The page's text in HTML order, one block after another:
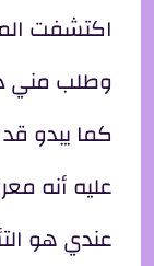
اكتشفت
وطلب مني
كما يبدو
عليه أنه
عندي هو